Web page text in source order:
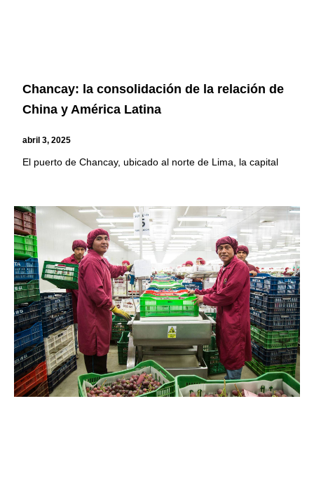
Chancay: la consolidación de la relación de
China y América Latina
abril 3, 2025
El puerto de Chancay, ubicado al norte de Lima, la capital